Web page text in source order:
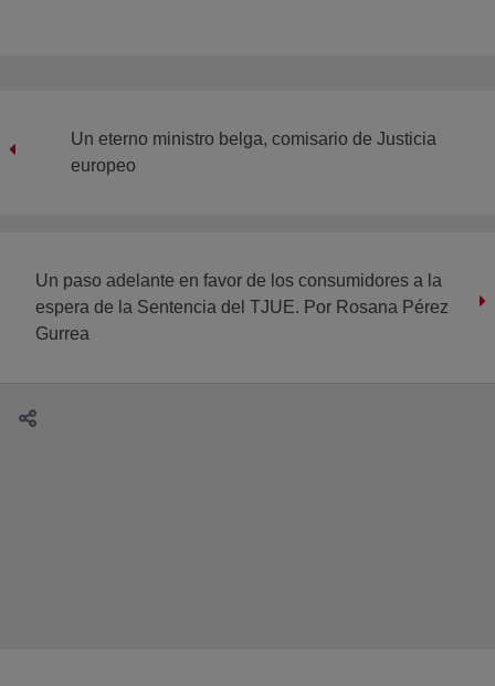
Un eterno ministro belga, comisario de Justicia
europeo
Un paso adelante en favor de los consumidores a la
espera de la Sentencia del TJUE. Por Rosana Pérez
Gurrea